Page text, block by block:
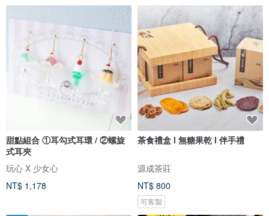
甜點組合 ①耳勾式耳環 / ②螺旋
式耳夾
玩心 X 少女心
NT$ 1,178
茶食禮盒 l 無糖果乾 l 伴手禮
源成茶莊
NT$ 800
可客製